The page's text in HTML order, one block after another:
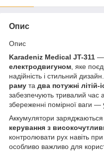
Опис
Опис
Karadeniz Medical JT-311 —
електродвигуном , яке
надійність і стильний
раму та два потужні літій-
забезпечують тривалий час
збереженні помірної ваги —
Аккумулятори заряджаються
керування з
контролювати рух навіть
особливо важливо для